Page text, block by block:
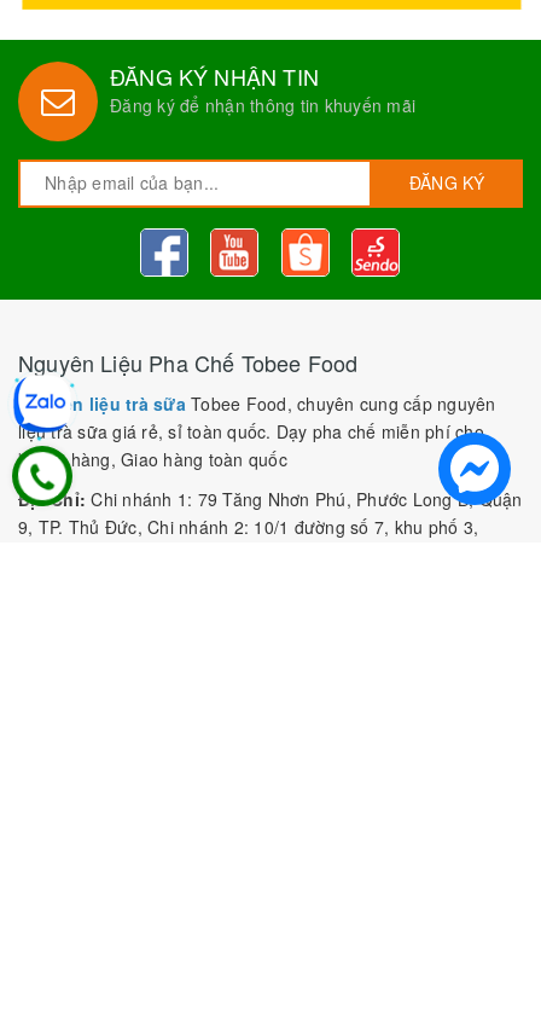
ĐĂNG KÝ NHẬN TIN
Đăng ký để nhận thông tin khuyến mãi
ĐĂNG KÝ
Nguyên Liệu Pha Chế Tobee Food
Nguyên liệu trà sữa Tobee Food, chuyên cung cấp nguyên
liệu trà sữa giá rẻ, sỉ toàn quốc. Dạy pha chế miễn phí cho
khách hàng, Giao hàng toàn quốc
Địa Chỉ: Chi nhánh 1: 79 Tăng Nhơn Phú, Phước Long B, Quận
9, TP. Thủ Đức, Chi nhánh 2: 10/1 đường số 7, khu phố 3,